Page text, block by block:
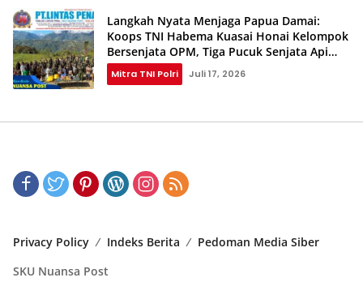
Langkah Nyata Menjaga Papua Damai:
Koops TNI Habema Kuasai Honai Kelompok
Bersenjata OPM, Tiga Pucuk Senjata Api
Berhasil Diamankan
Mitra TNI Polri Juli 17, 2026
Privacy Policy Indeks Berita
Pedoman Media Siber
SKU Nuansa Post